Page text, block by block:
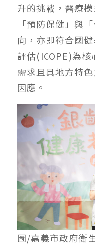
升的挑戰，醫療
「預防保健」與
向，亦即符合國
評估(ICOPE)為核
需求且具地方特
因應。
圖/嘉義市政府衛